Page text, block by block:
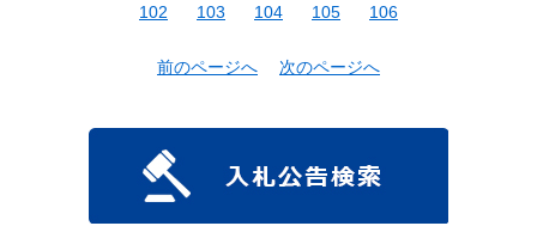
102
103 104 105 106
前のページへ 次のページへ